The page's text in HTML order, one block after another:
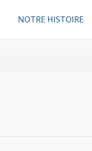
NOTRE HISTOIRE